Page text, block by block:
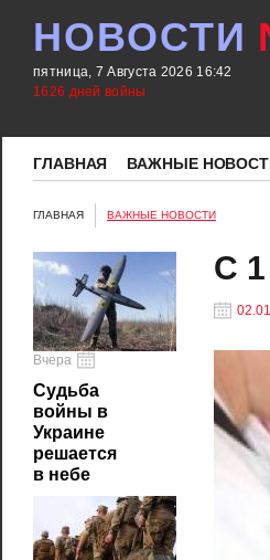
НОВОСТИ
пятница, 7 Августа 2026 16:42
1626 дней войны
ГЛАВНАЯ ВАЖНЫЕ
ГЛАВНАЯ ВАЖНЫЕ НОВОСТИ
Вчера
Судьба
войны в
Украине
решается
в небе
С